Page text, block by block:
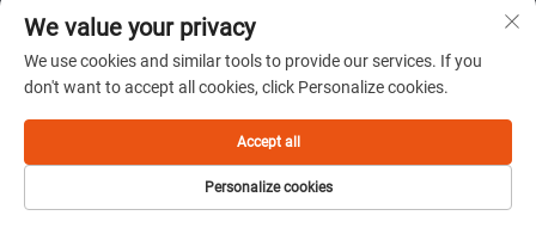
Мобил:+86-18818901997
Autorska prava © Guangdžou Džunčen tehnologija za
We value your privacy
We use cookies and similar tools to provide our services. If you
don't want to accept all cookies, click Personalize cookies.
Personalize cookies
Accept all